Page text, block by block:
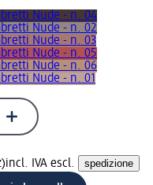
Nude - n. 04
Nude - n. 02
Nude - n. 03
Nude - n. 05
Nude - n. 06
Nude - n. 01
incl. IVA escl. spedizione